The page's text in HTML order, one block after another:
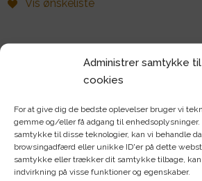
Administrer samtykke til
cookies
For at give dig de bedste oplevelser bruger vi
gemme og/eller få adgang til
samtykke til disse teknologier, kan vi behandle
browsingadfærd eller unikke ID'er på dette
samtykke eller trækker dit samtykke tilbage, kan
indvirkning på visse funktioner og egenskaber.
Vis ønskeliste
Tomater
Chili
Frugt
Mikrogrønt